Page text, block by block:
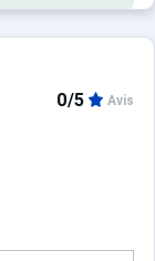
0/5 Avis